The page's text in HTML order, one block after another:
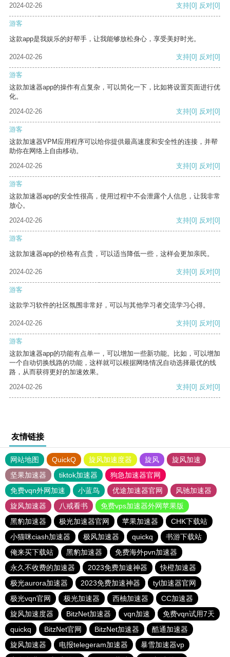
2024-02-26 支持[0] 反对[0]
游客
这款app是我娱乐的好帮手，让我能够放松身心，享受美好时光。
2024-02-26 支持[0] 反对[0]
游客
这款加速器app的操作有点复杂，可以简化一下，比如将设置页面进行优
化。
2024-02-26
支持[0] 反对[0]
游客
这款加速器VPM应用程序可以给你提供最高速度和安全性的连接，并帮
助你在网络上自由移动。
2024-02-26
支持[0] 反对[0]
游客
这款加速器app的安全性很高，使用过程中不会泄露个人信息，让我非常
放心。
2024-02-26
支持[0] 反对[0]
游客
这款加速器app的价格有点贵，可以适当降低一些，这样会更加亲民。
2024-02-26 支持[0] 反对[0]
游客
这款学习软件的社区氛围非常好，可以与其他学习者交流学习心得。
2024-02-26 支持[0] 反对[0]
游客
这款加速器app的功能有点单一，可以增加一些新功能。比如，可以增加
一个自动切换线路的功能，这样就可以根据网络情况自动选择最优的线
路，从而获得更好的加速效果。
2024-02-26
支持[0] 反对[0]
友情链接
网站地图 QuickQ 旋风加速度器 旋风
旋风加速
坚果加速器
tiktok加速器
狗急加速器官网
免费vqn外网加速
小蓝鸟 优途加速器官网
风驰加速器
旋风加速器
八戒看书
免费vps加速器外网苹果版
黑豹加速器
极光加速器官网 苹果加速器
CHK下载站
小猫咪ciash加速器
极风加速器 quickq
书游下载站
俺来买下载站
黑豹加速器
免费海外pvn加速器
永久不收费的加速器
2023免费加速神器
快橙加速器
极光aurora加速器
2023免费加速神器
tyl加速器官网
极光vqn官网
极光加速器 西柚加速器
CC加速器
旋风加速度器
BitzNet加速器 vqn加速
免费vqn试用7天
quickq
BitzNet官网 BitzNet加速器
酷通加速器
旋风加速器
电报telegeram加速器
暴雪加速器vp